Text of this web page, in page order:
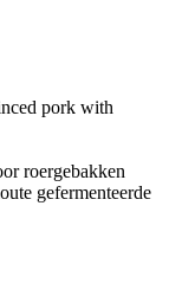
pork with
roergebakken
gefermenteerde